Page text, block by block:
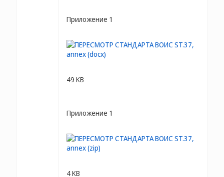
Приложение 1
49 KB
Приложение 1
4 KB